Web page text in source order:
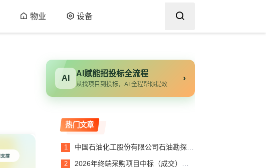
物业 设备
AI
AI赋能招投标全流程
从找项目到投标，AI 全程帮你提效
›
热门文章
中国石油化工股份有限公司石油勘探开发研究院20260729办公本打印机等13项办公设备-零购询比采购预成交公示
2026年终端采购项目中标（成交）结果公告